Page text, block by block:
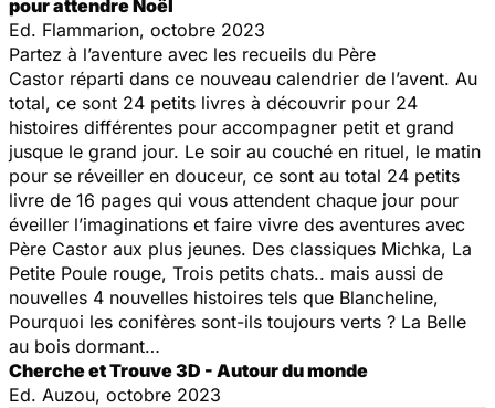
pour attendre Noël
Ed. Flammarion, octobre 2023
Partez à l’aventure avec les recueils du Père
Castor réparti dans ce nouveau calendrier de l’avent. Au
total, ce sont 24 petits livres à découvrir pour 24
histoires différentes pour accompagner petit et grand
jusque le grand jour. Le soir au couché en rituel, le matin
pour se réveiller en douceur, ce sont au total 24 petits
livre de 16 pages qui vous attendent chaque jour pour
éveiller l’imaginations et faire vivre des aventures avec
Père Castor aux plus jeunes. Des classiques Michka, La
Petite Poule rouge, Trois petits chats.. mais aussi de
nouvelles 4 nouvelles histoires tels que Blancheline,
Pourquoi les conifères sont-ils toujours verts ? La Belle
au bois dormant…
Cherche et Trouve 3D - Autour du monde
Ed. Auzou, octobre 2023